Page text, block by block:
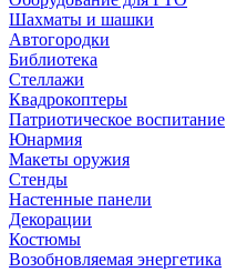
Шахматы и шашки
Автогородки
Библиотека
Стеллажи
Квадрокоптеры
Патриотическое воспитание
Юнармия
Макеты оружия
Стенды
Настенные панели
Декорации
Костюмы
Возобновляемая энергетика